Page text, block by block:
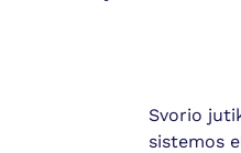
Svorio
sistemos